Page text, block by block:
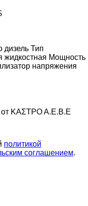
дизель Тип
жидкостная Мощность
напряжения
от ΚΑΣΤΡΟ Α.Ε.Β.Ε
политикой
соглашением.